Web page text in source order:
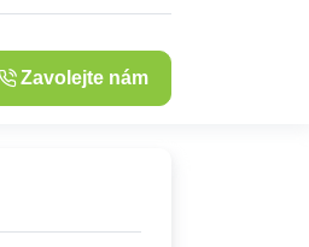
Zavolejte nám